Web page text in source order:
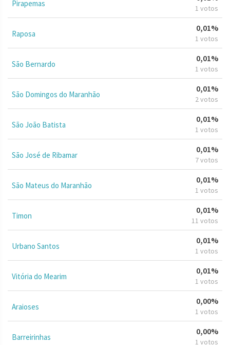
Pirapemas 1 votos
Raposa
0,01%
1 votos
São Bernardo
0,01%
1 votos
São Domingos do Maranhão
0,01%
2 votos
São João Batista
0,01%
1 votos
São José de Ribamar
0,01%
7 votos
São Mateus do Maranhão
0,01%
1 votos
Timon
0,01%
11 votos
Urbano Santos
0,01%
1 votos
Vitória do Mearim
0,01%
1 votos
Araioses
0,00%
1 votos
Barreirinhas
0,00%
1 votos